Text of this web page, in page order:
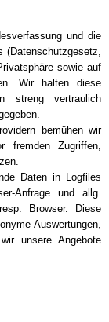
und die
(Datenschutzgesetz,
sowie auf
Wir halten diese
streng vertraulich
bemühen wir
Zugriffen,
Daten in Logfiles
Anfrage und allg.
Browser. Diese
Auswertungen,
unsere Angebote